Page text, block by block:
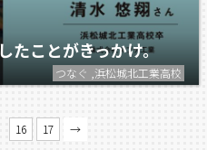
たことがきっかけ。
つなぐ ,浜松城北工業高校
16 17 →